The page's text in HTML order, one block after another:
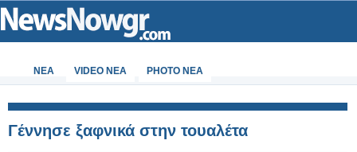
ΝΕΑ VIDEO NEA PHOTO NEA
Γέννησε ξαφνικά στην τουαλέτα